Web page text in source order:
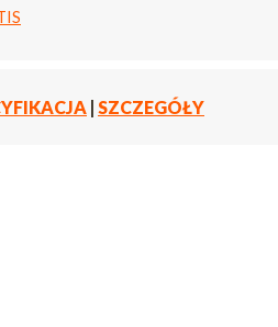
| SZCZEGÓŁY